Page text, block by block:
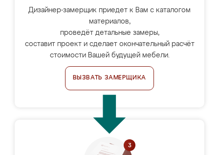
Дизайнер-замерщик приедет к Вам с каталогом
материалов,
проведёт детальные замеры,
составит проект и сделает окончательный расчёт
стоимости Вашей будущей мебели.
ВЫЗВАТЬ ЗАМЕРЩИКА